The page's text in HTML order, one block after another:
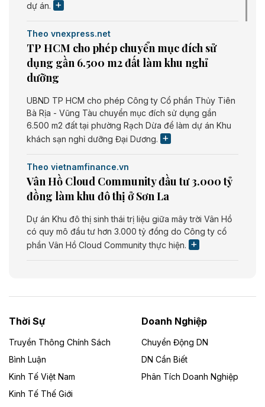
dự án.
Theo vnexpress.net
TP HCM cho phép chuyển mục đích sử
dụng gần 6.500 m2 đất làm khu nghỉ
dưỡng
UBND TP HCM cho phép Công ty Cổ phần Thủy Tiên
Bà Rịa - Vũng Tàu chuyển mục đích sử dụng gần
6.500 m2 đất tại phường Rạch Dừa để làm dự án Khu
khách sạn nghỉ dưỡng Đại Dương.
Theo vietnamfinance.vn
Vân Hồ Cloud Community đầu tư 3.000 tỷ
đồng làm khu đô thị ở Sơn La
Dự án Khu đô thị sinh thái trị liệu giữa mây trời Vân Hồ
có quy mô đầu tư hơn 3.000 tỷ đồng do Công ty cổ
phần Vân Hồ Cloud Community thực hiện.
Dự án Nhà máy xử lý rác và phát điện Bắc Giang do
Công ty TNHH Năng lượng môi trường Bắc Giang làm
Theo vietnamfinance.vn
Đức Long Gia Lai mở rộng ‘hệ sinh thái’
Thời Sự
Truyền Thông Chính Sách
Bình Luận
Kinh Tế Việt Nam
Kinh Tế Thế Giới
Doanh Nghiệp
Chuyển Động DN
DN Cần Biết
Phân Tích Doanh Nghiệp